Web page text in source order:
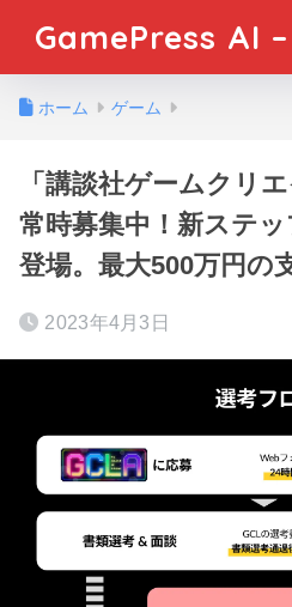
GamePress AI
ホーム ゲーム
「講談社ゲームクリ
常時募集中！新ステ
登場。最大500万円の
2023年4月3日